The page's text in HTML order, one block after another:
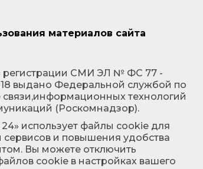
материалов сайта
регистрации СМИ ЭЛ № ФС 77 -
выдано Федеральной службой по
связи,информационных технологий
(Роскомнадзор).
использует файлы cookie для
сервисов и повышения удобства
Вы можете отключить
cookie в настройках вашего